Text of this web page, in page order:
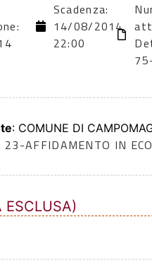
Scadenza:
14/08/2014
22:00
: COMUNE DI
23-AFFIDAMENTO IN
ESCLUSA)